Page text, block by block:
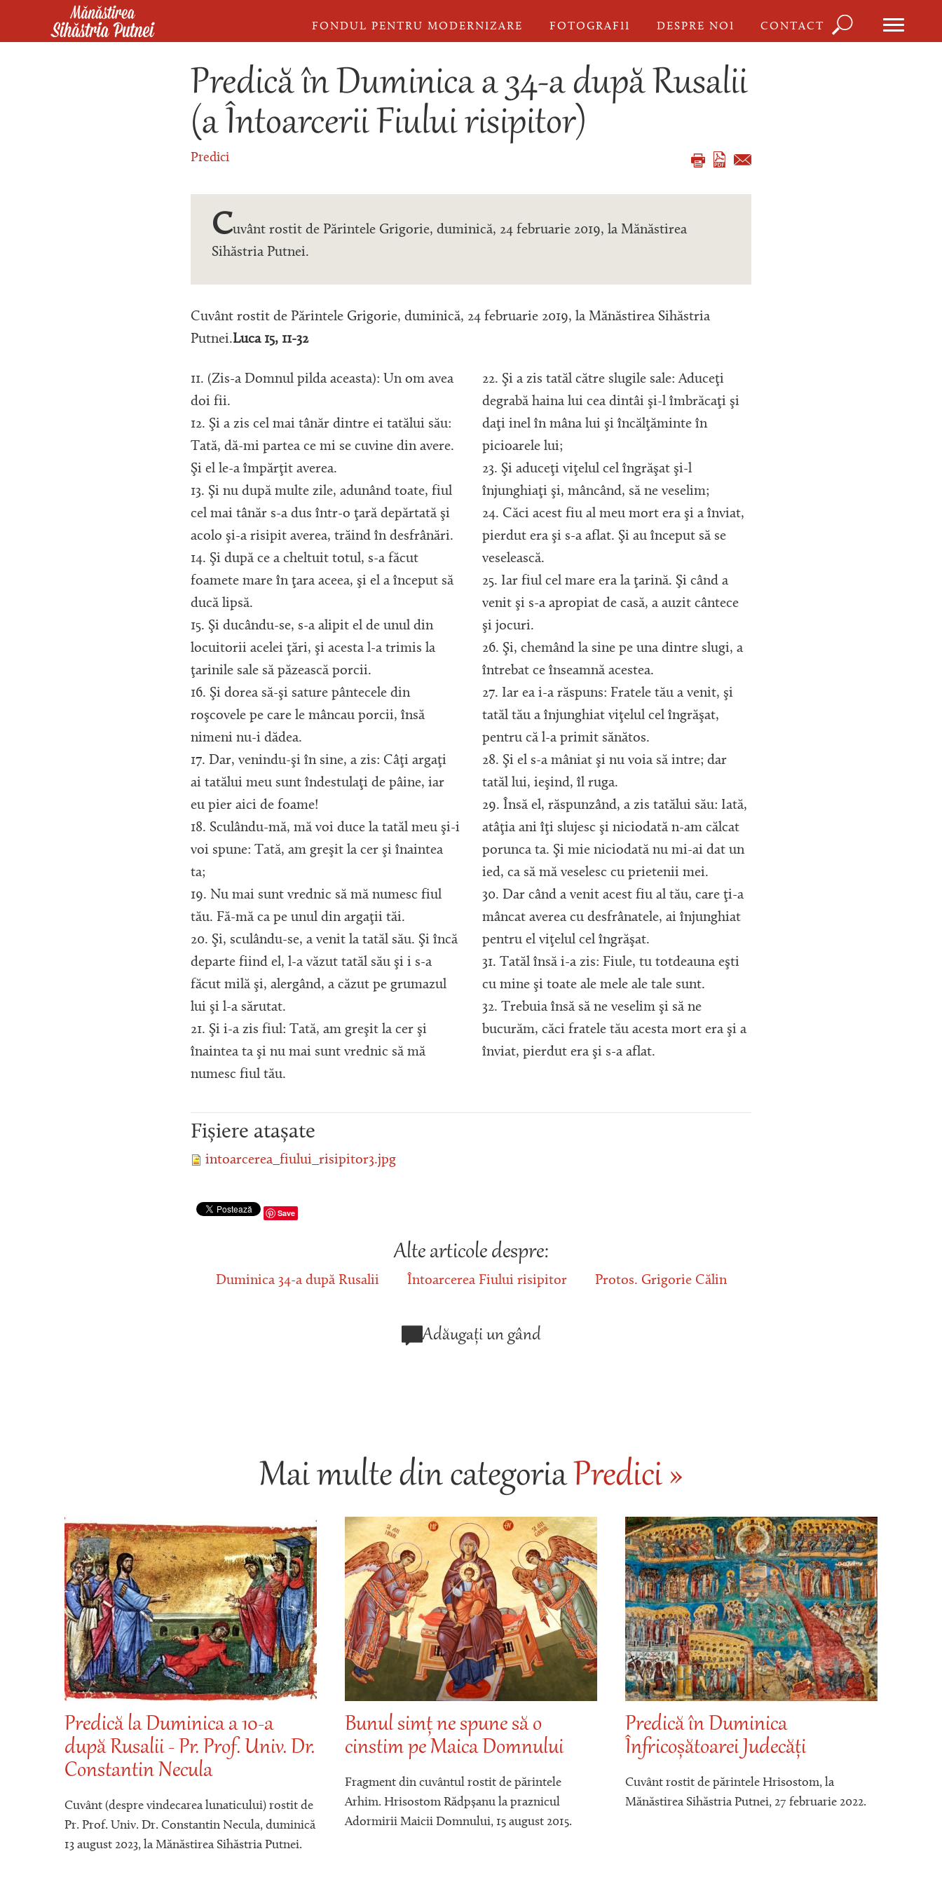
Mergi la conţinutul principal
FONDUL PENTRU MODERNIZARE FOTOGRAFII DESPRE NOI CONTACT
Predică în Duminica a 34-a după Rusalii
(a Întoarcerii Fiului risipitor)
Predici
Cuvânt rostit de Părintele Grigorie, duminică, 24 februarie 2019, la Mănăstirea
Sihăstria Putnei.
Cuvânt rostit de Părintele Grigorie, duminică, 24 februarie 2019, la Mănăstirea Sihăstria
Putnei.Luca 15, 11-32
11. (Zis-a Domnul pilda aceasta): Un om avea
doi fii.
12. Şi a zis cel mai tânăr dintre ei tatălui său:
Tată, dă-mi partea ce mi se cuvine din avere.
Şi el le-a împărţit averea.
13. Şi nu după multe zile, adunând toate, fiul
cel mai tânăr s-a dus într-o ţară depărtată şi
acolo şi-a risipit averea, trăind în desfrânări.
14. Şi după ce a cheltuit totul, s-a făcut
foamete mare în ţara aceea, şi el a început să
ducă lipsă.
15. Şi ducându-se, s-a alipit el de unul din
locuitorii acelei ţări, şi acesta l-a trimis la
ţarinile sale să păzească porcii.
16. Şi dorea să-şi sature pântecele din
roşcovele pe care le mâncau porcii, însă
nimeni nu-i dădea.
17. Dar, venindu-şi în sine, a zis: Câţi argaţi
ai tatălui meu sunt îndestulaţi de pâine, iar
eu pier aici de foame!
18. Sculându-mă, mă voi duce la tatăl meu şi-i
voi spune: Tată, am greşit la cer şi înaintea
ta;
19. Nu mai sunt vrednic să mă numesc fiul
tău. Fă-mă ca pe unul din argaţii tăi.
20. Şi, sculându-se, a venit la tatăl său. Şi încă
departe fiind el, l-a văzut tatăl său şi i s-a
făcut milă şi, alergând, a căzut pe grumazul
lui şi l-a sărutat.
21. Şi i-a zis fiul: Tată, am greşit la cer şi
înaintea ta şi nu mai sunt vrednic să mă
numesc fiul tău.
22. Şi a zis tatăl către slugile sale: Aduceţi
degrabă haina lui cea dintâi şi-l îmbrăcaţi şi
daţi inel în mâna lui şi încălţăminte în
picioarele lui;
23. Şi aduceţi viţelul cel îngrăşat şi-l
înjunghiaţi şi, mâncând, să ne veselim;
24. Căci acest fiu al meu mort era şi a înviat,
pierdut era şi s-a aflat. Şi au început să se
veselească.
25. Iar fiul cel mare era la ţarină. Şi când a
venit şi s-a apropiat de casă, a auzit cântece
şi jocuri.
26. Şi, chemând la sine pe una dintre slugi, a
întrebat ce înseamnă acestea.
27. Iar ea i-a răspuns: Fratele tău a venit, şi
tatăl tău a înjunghiat viţelul cel îngrăşat,
pentru că l-a primit sănătos.
28. Şi el s-a mâniat şi nu voia să intre; dar
tatăl lui, ieşind, îl ruga.
29. Însă el, răspunzând, a zis tatălui său: Iată,
atâţia ani îţi slujesc şi niciodată n-am călcat
porunca ta. Şi mie niciodată nu mi-ai dat un
ied, ca să mă veselesc cu prietenii mei.
30. Dar când a venit acest fiu al tău, care ţi-a
mâncat averea cu desfrânatele, ai înjunghiat
pentru el viţelul cel îngrăşat.
31. Tatăl însă i-a zis: Fiule, tu totdeauna eşti
cu mine şi toate ale mele ale tale sunt.
32. Trebuia însă să ne veselim şi să ne
bucurăm, căci fratele tău acesta mort era şi a
înviat, pierdut era şi s-a aflat.
Fișiere atașate
intoarcerea_fiului_risipitor3.jpg
Save
Alte articole despre:
Duminica 34-a după Rusalii Întoarcerea Fiului risipitor Protos. Grigorie Călin
Adăugați un gând
Mai multe din categoriaPredici »
Predică la Duminica a 10-a
după Rusalii - Pr. Prof. Univ. Dr.
Constantin Necula
Cuvânt (despre vindecarea lunaticului) rostit de
Pr. Prof. Univ. Dr. Constantin Necula, duminică
13 august 2023, la Mănăstirea Sihăstria Putnei.
Bunul simț ne spune să o
cinstim pe Maica Domnului
Fragment din cuvântul rostit de părintele
Arhim. Hrisostom Rădpșanu la praznicul
Adormirii Maicii Domnului, 15 august 2015.
Predică în Duminica
Înfricoșătoarei Judecăți
Cuvânt rostit de părintele Hrisostom, la
Mănăstirea Sihăstria Putnei, 27 februarie 2022.